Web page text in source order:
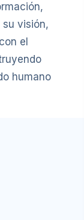
visión,
el
humano